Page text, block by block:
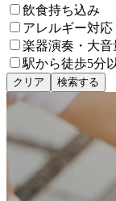
飲食持ち込み
アレルギー対応
楽器演奏・大音
駅から徒歩5分
クリア 検索する